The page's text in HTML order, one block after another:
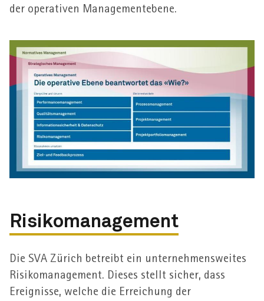
der operativen Management­­ebene.
Risikomanagement
Die SVA Zürich betreibt ein unternehmens­weites
Risiko­management. Dieses stellt sicher, dass
Ereignisse, welche die Erreichung der